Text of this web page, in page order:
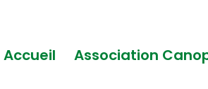
Accueil Association